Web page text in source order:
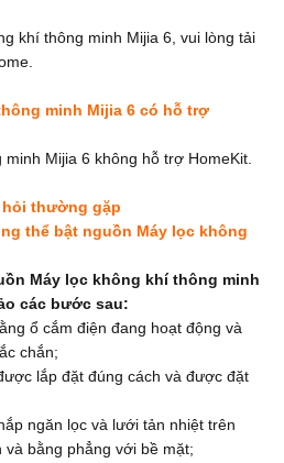
khí thông minh Mijia 6, vui lòng tải
minh Mijia 6 có hỗ trợ
Mijia 6 không hỗ trợ HomeKit.
hỏi thường gặp
thể bật nguồn Máy lọc không
Máy lọc không khí thông minh
các bước sau:
ổ cắm điện đang hoạt động và
chắn;
lắp đặt đúng cách và được đặt
ngăn lọc và lưới tản nhiệt trên
bằng phẳng với bề mặt;